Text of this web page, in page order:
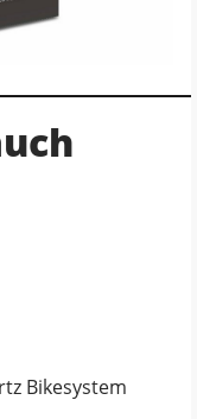
Bikesystem